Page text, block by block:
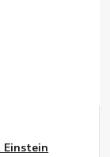
Einstein